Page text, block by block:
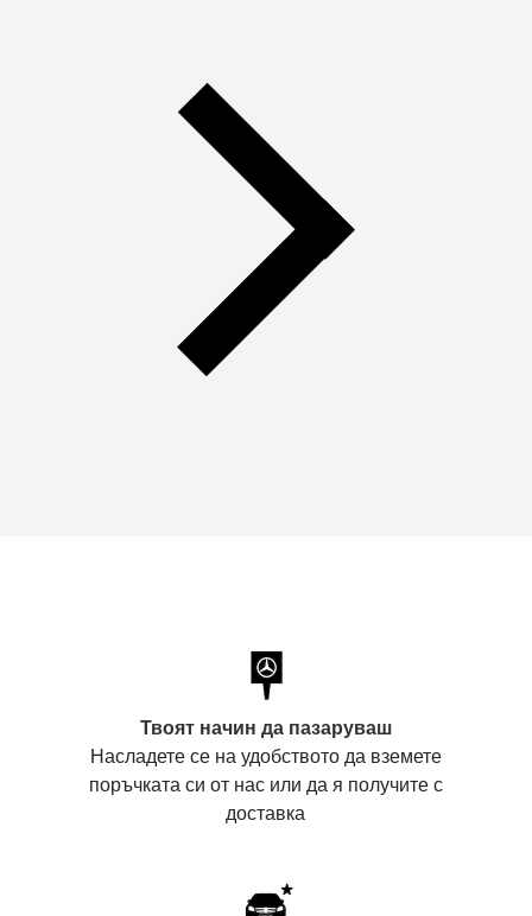
Твоят начин да пазаруваш
Насладете се на удобството да вземете
поръчката си от нас или да я получите с
доставка